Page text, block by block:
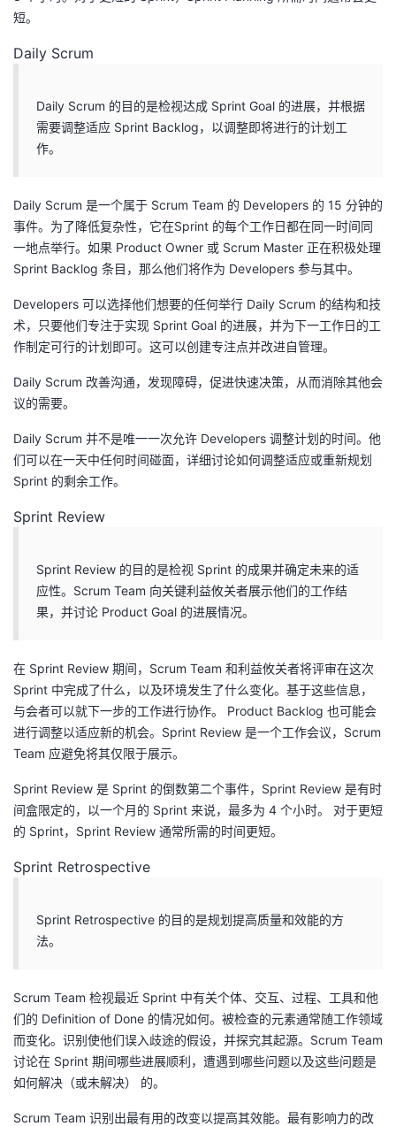
短。
Daily Scrum
Daily Scrum 的目的是检视达成 Sprint Goal 的进展，并根据
需要调整适应 Sprint Backlog，以调整即将进行的计划工
作。
Daily Scrum 是一个属于 Scrum Team 的 Developers 的 15 分钟的
事件。为了降低复杂性，它在Sprint 的每个工作日都在同一时间同
一地点举行。如果 Product Owner 或 Scrum Master 正在积极处理
Sprint Backlog 条目，那么他们将作为 Developers 参与其中。
Developers 可以选择他们想要的任何举行 Daily Scrum 的结构和技
术，只要他们专注于实现 Sprint Goal 的进展，并为下一工作日的工
作制定可行的计划即可。这可以创建专注点并改进自管理。
Daily Scrum 改善沟通，发现障碍，促进快速决策，从而消除其他会
议的需要。
Daily Scrum 并不是唯一一次允许 Developers 调整计划的时间。他
们可以在一天中任何时间碰面，详细讨论如何调整适应或重新规划
Sprint 的剩余工作。
Sprint Review
Sprint Review 的目的是检视 Sprint 的成果并确定未来的适
应性。Scrum Team 向关键利益攸关者展示他们的工作结
果，并讨论 Product Goal 的进展情况。
在 Sprint Review 期间，Scrum Team 和利益攸关者将评审在这次
Sprint 中完成了什么，以及环境发生了什么变化。基于这些信息，
与会者可以就下一步的工作进行协作。 Product Backlog 也可能会
进行调整以适应新的机会。Sprint Review 是一个工作会议，Scrum
Team 应避免将其仅限于展示。
Sprint Review 是 Sprint 的倒数第二个事件，Sprint Review 是有时
间盒限定的，以一个月的 Sprint 来说，最多为 4 个小时。 对于更短
的 Sprint，Sprint Review 通常所需的时间更短。
Sprint Retrospective
Sprint Retrospective 的目的是规划提高质量和效能的方
法。
Scrum Team 检视最近 Sprint 中有关个体、交互、过程、工具和他
们的 Definition of Done 的情况如何。被检查的元素通常随工作领域
而变化。识别使他们误入歧途的假设，并探究其起源。Scrum Team
讨论在 Sprint 期间哪些进展顺利，遭遇到哪些问题以及这些问题是
如何解决（或未解决） 的。
Scrum Team 识别出最有用的改变以提高其效能。最有影响力的改